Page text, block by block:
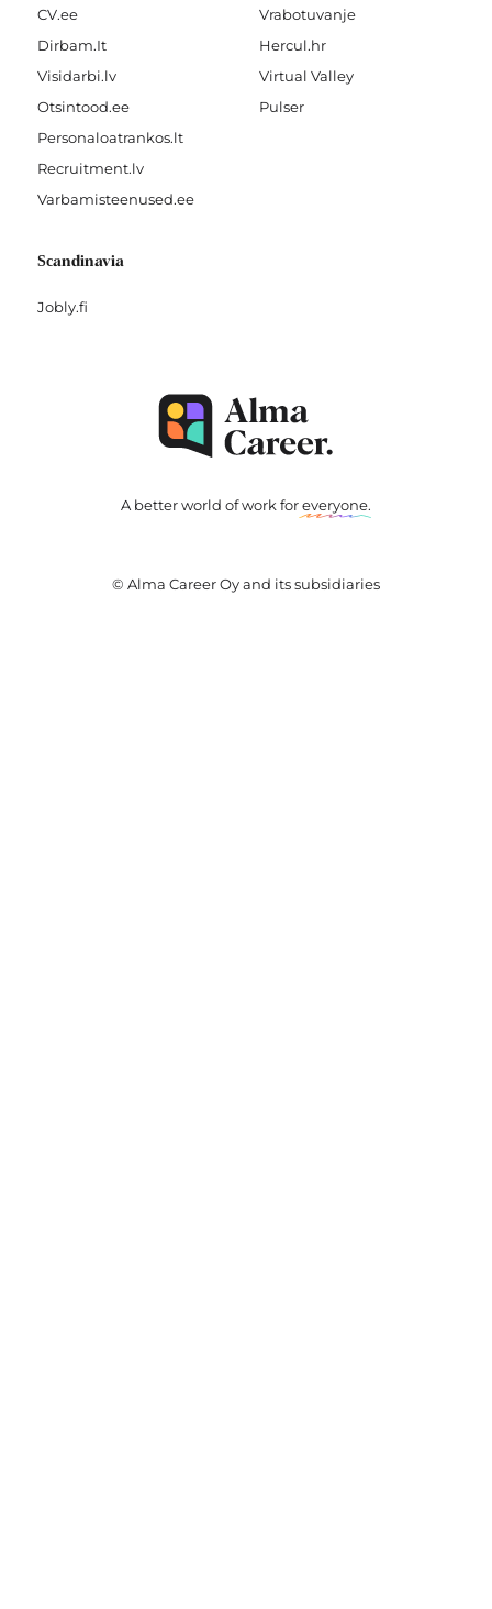
CV.ee
Dirbam.It
Visidarbi.lv
Otsintood.ee
Personaloatrankos.lt
Recruitment.lv
Varbamisteenused.ee
Vrabotuvanje
Hercul.hr
Virtual Valley
Pulser
Scandinavia
Jobly.fi
A better world of work foreveryone.
© Alma Career Oy and its subsidiaries